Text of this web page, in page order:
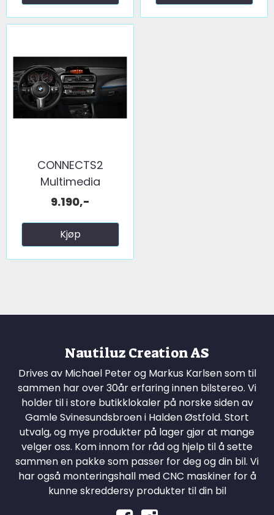
CONNECTS2
Multimedia
oppgradering BMW ...
9.190,-
Kjøp
Nautiluz Creation AS
Drives av Michael Peter og Markus Karlsen som til
sammen har over 30år erfaring innen bilstereo. Vi
holder til i store butikklokaler på norske siden av
Gamle Svinesundsbroen i Halden Østfold. Stort
utvalg, og mye produkter på lager gjør at mange
velger oss. Kom innom for råd og hjelp til å sette
sammen en pakke som passer for deg og din bil. Vi
har også monteringshall med CNC maskiner for å
kunne skreddersy produkter til din bil